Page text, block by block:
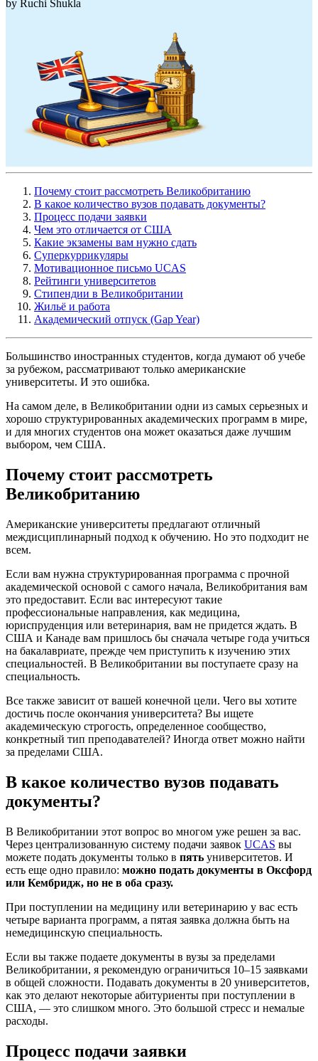
by Ruchi Shukla
Почему стоит рассмотреть Великобританию
В какое количество вузов подавать документы?
Процесс подачи заявки
Чем это отличается от США
Какие экзамены вам нужно сдать
Суперкуррикуляры
Мотивационное письмо UCAS
Рейтинги университетов
Стипендии в Великобритании
Жильё и работа
Академический отпуск (Gap Year)
Большинство иностранных студентов, когда думают об учебе
за рубежом, рассматривают только американские
университеты. И это ошибка.
На самом деле, в Великобритании одни из самых серьезных и
хорошо структурированных академических программ в мире,
и для многих студентов она может оказаться даже лучшим
выбором, чем США.
Почему стоит рассмотреть
Великобританию
Американские университеты предлагают отличный
междисциплинарный подход к обучению. Но это подходит не
всем.
Если вам нужна структурированная программа с прочной
академической основой с самого начала, Великобритания вам
это предоставит. Если вас интересуют такие
профессиональные направления, как медицина,
юриспруденция или ветеринария, вам не придется ждать. В
США и Канаде вам пришлось бы сначала четыре года учиться
на бакалавриате, прежде чем приступить к изучению этих
специальностей. В Великобритании вы поступаете сразу на
специальность.
Все также зависит от вашей конечной цели. Чего вы хотите
достичь после окончания университета? Вы ищете
академическую строгость, определенное сообщество,
конкретный тип преподавателей? Иногда ответ можно найти
за пределами США.
В какое количество вузов подавать
документы?
В Великобритании этот вопрос во многом уже решен за вас.
Через централизованную систему подачи заявок UCAS вы
можете подать документы только в пять университетов. И
есть еще одно правило: можно подать документы в Оксфорд
или Кембридж, но не в оба сразу.
При поступлении на медицину или ветеринарию у вас есть
четыре варианта программ, а пятая заявка должна быть на
немедицинскую специальность.
Если вы также подаете документы в вузы за пределами
Великобритании, я рекомендую ограничиться 10–15 заявками
в общей сложности. Подавать документы в 20 университетов,
как это делают некоторые абитуриенты при поступлении в
США, — это слишком много. Это большой стресс и немалые
расходы.
Процесс подачи заявки